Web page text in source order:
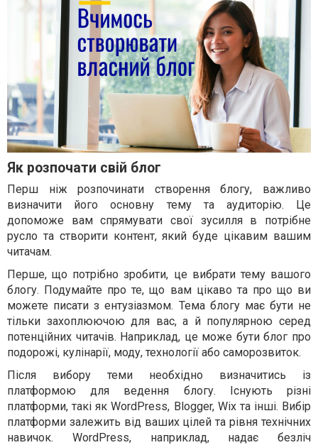
Як розпочати свій блог
Перш ніж розпочинати створення блогу, важливо
визначити його основну тему та аудиторію. Це
допоможе вам спрямувати свої зусилля в потрібне
русло та створити контент, який буде цікавим вашим
читачам.
Перше, що потрібно зробити, це вибрати тему вашого
блогу. Подумайте про те, що вам цікаво та про що ви
можете писати з ентузіазмом. Тема блогу має бути не
тільки захоплюючою для вас, а й популярною серед
потенційних читачів. Наприклад, це може бути блог про
подорожі, кулінарії, моду, технології або саморозвиток.
Після вибору теми необхідно визначитись із
платформою для ведення блогу. Існують різні
платформи, такі як WordPress, Blogger, Wix та інші. Вибір
платформи залежить від ваших цілей та рівня технічних
навичок. WordPress, наприклад, надає безліч